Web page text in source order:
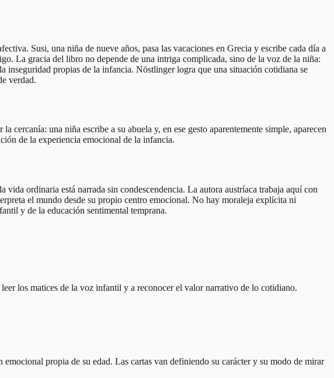
Susi, una niña de nueve años, pasa las vacaciones en Grecia y escribe cada día a
La gracia del libro no depende de una intriga complicada, sino de la voz de la niña:
inseguridad propias de la infancia. Nöstlinger logra que una situación cotidiana se
verdad.
una niña escribe a su abuela y, en ese gesto aparentemente simple, aparecen
de la experiencia emocional de la infancia.
ordinaria está narrada sin condescendencia. La autora austríaca trabaja aquí con
el mundo desde su propio centro emocional. No hay moraleja explícita ni
y de la educación sentimental temprana.
los matices de la voz infantil y a reconocer el valor narrativo de lo cotidiano.
propia de su edad. Las cartas van definiendo su carácter y su modo de mirar